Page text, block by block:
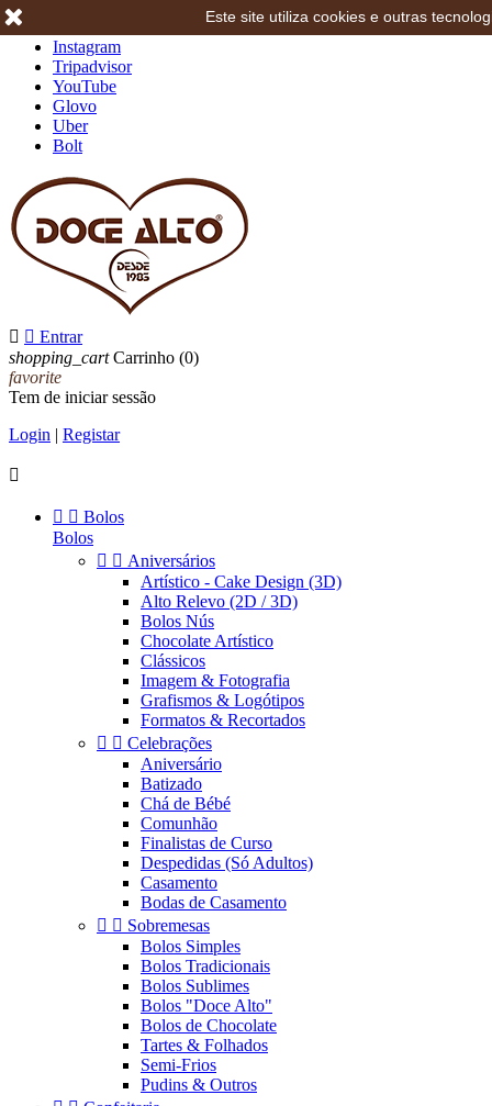
Instagram
Tripadvisor
YouTube
Glovo
Uber
Bolt
  Entrar
shopping_cart Carrinho (0)
favorite
Tem de iniciar sessão
Login | Registar

  Bolos
Bolos
  Aniversários
Artístico - Cake Design (3D)
Alto Relevo (2D / 3D)
Bolos Nús
Chocolate Artístico
Clássicos
Imagem & Fotografia
Grafismos & Logótipos
Formatos & Recortados
  Celebrações
Aniversário
Batizado
Chá de Bébé
Comunhão
Finalistas de Curso
Despedidas (Só Adultos)
Casamento
Bodas de Casamento
  Sobremesas
Bolos Simples
Bolos Tradicionais
Bolos Sublimes
Bolos "Doce Alto"
Bolos de Chocolate
Tartes & Folhados
Semi-Frios
Pudins & Outros
Este site utiliza cookies e outras